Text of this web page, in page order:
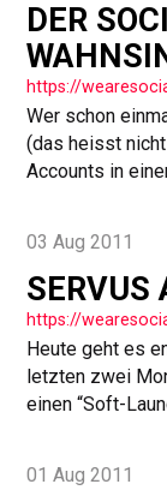
DER
Wer schon
(das heisst
Accounts in
03 Aug 2011
SERVUS
Heute geht es
letzten zwei
einen “Soft-
01 Aug 2011